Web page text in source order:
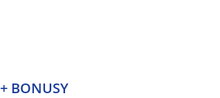
BONUSY